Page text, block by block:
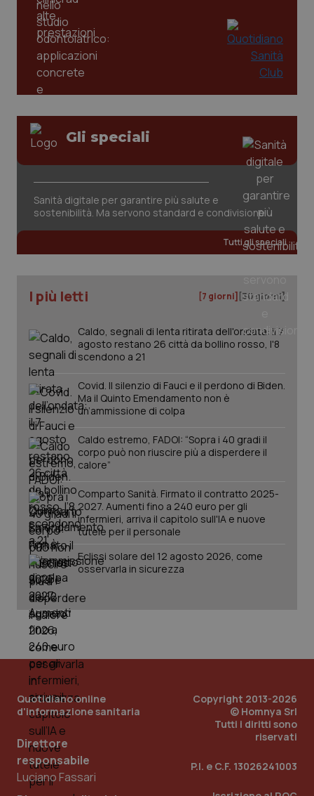
Gli speciali
Sanità digitale per garantire più salute e
sostenibilità. Ma servono standard e condivisione
Tutti gli speciali
I più letti [7 giorni] [30 giorni]
Caldo, segnali di lenta ritirata dell'ondata: il 7
agosto restano 26 città da bollino rosso, l'8
scendono a 21
Covid. Il silenzio di Fauci e il perdono di Biden.
Ma il Quinto Emendamento non è
un’ammissione di colpa
Caldo estremo, FADOI: “Sopra i 40 gradi il
corpo può non riuscire più a disperdere il
calore”
Comparto Sanità. Firmato il contratto 2025-
2027. Aumenti fino a 240 euro per gli
infermieri, arriva il capitolo sull'IA e nuove
tutele per il personale
Eclissi solare del 12 agosto 2026, come
osservarla in sicurezza
Quotidiano online
d'informazione sanitaria
Direttore
responsabile
Luciano Fassari
Copyright 2013-2026
© Homnya Srl
Tutti i diritti sono
riservati
P.I. e C.F. 13026241003